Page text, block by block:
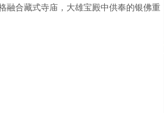
融合藏式寺庙，大雄宝殿中供奉的银佛重